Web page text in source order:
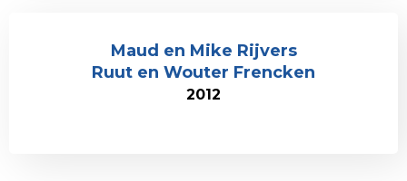
Maud en Mike Rijvers
Ruut en Wouter Frencken
2012